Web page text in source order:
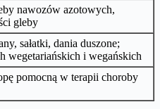
nawozów azotowych,
gleby
sałatki, dania duszone;
wegetariańskich i wegańskich
pomocną w terapii choroby